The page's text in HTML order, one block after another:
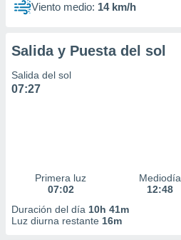
1199Viento medio: 14 km/h
Salida y Puesta del sol
Salida del sol
07:27
Primera luz
07:02
Mediodía
12:48
Duración del día 10h 41m
Luz diurna restante 16m